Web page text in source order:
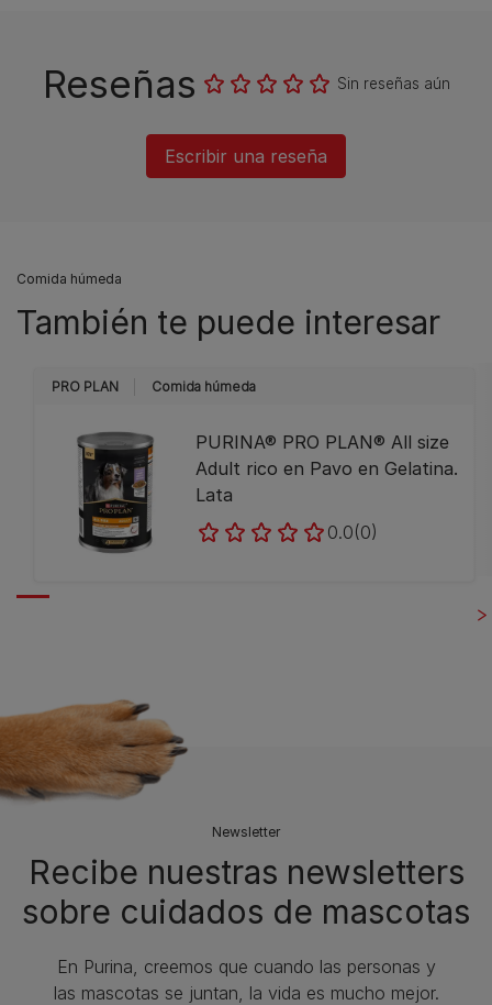
Reseñas Sin reseñas aún
Escribir una reseña
Comida húmeda
También te puede interesar
PRO PLAN Comida húmeda
PURINA® PRO PLAN® All size
Adult rico en Pavo en Gelatina.
Lata
0.0(0)
Newsletter
Recibe nuestras newsletters
sobre cuidados de mascotas​
En Purina, creemos que cuando las personas y
las mascotas se juntan, la vida es mucho mejor.